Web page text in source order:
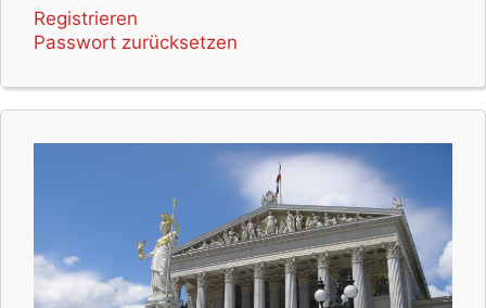
Registrieren
Passwort zurücksetzen